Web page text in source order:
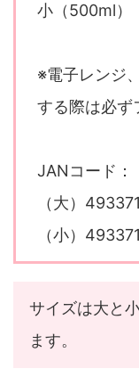
小（500ml）
※電子レンジ
する際は必ず
JANコード：
（大）
（小）
サイズは大と
ます。